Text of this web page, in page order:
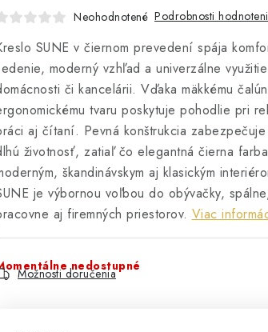
Neohodnotené Podrobnosti
SUNE v čiernom prevedení spája
moderný vzhľad a univerzálne
či kancelárii. Vďaka mäkkému
tvaru poskytuje pohodlie pri
aj čítaní. Pevná konštrukcia
životnosť, zatiaľ čo elegantná čierna
škandinávskym aj klasickým
je výbornou voľbou do obývačky,
aj firemných priestorov. Viac
nedostupné
Možnosti doručenia